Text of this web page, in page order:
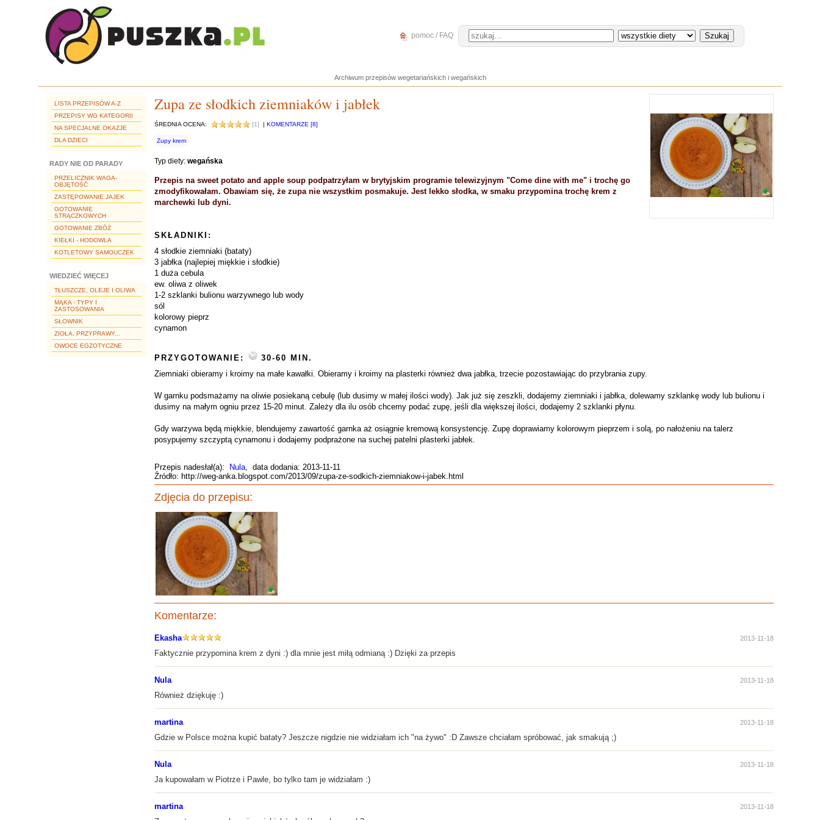
pomoc / FAQ
Archiwum przepisów wegetariańskich i wegańskich
LISTA PRZEPISÓW A-Z
PRZEPISY WG KATEGORII
NA SPECJALNE OKAZJE
DLA DZIECI
RADY NIE OD PARADY
PRZELICZNIK WAGA-
OBJĘTOŚĆ
ZASTĘPOWANIE JAJEK
GOTOWANIE
STRĄCZKOWYCH
GOTOWANIE ZBÓŻ
KIEŁKI - HODOWLA
KOTLETOWY SAMOUCZEK
WIEDZIEĆ WIĘCEJ
TŁUSZCZE, OLEJE I OLIWA
MĄKA - TYPY I
ZASTOSOWANIA
SŁOWNIK
ZIOŁA, PRZYPRAWY...
OWOCE EGZOTYCZNE
Zupa ze słodkich ziemniaków i jabłek
ŚREDNIA OCENA: [1] | KOMENTARZE [8]
Zupy krem
Typ diety: wegańska
Przepis na sweet potato and apple soup podpatrzyłam w brytyjskim programie telewizyjnym "Come dine with me" i trochę go
zmodyfikowałam. Obawiam się, że zupa nie wszystkim posmakuje. Jest lekko słodka, w smaku przypomina trochę krem z
marchewki lub dyni.
SKŁADNIKI:
4 słodkie ziemniaki (bataty)
3 jabłka (najlepiej miękkie i słodkie)
1 duża cebula
ew. oliwa z oliwek
1-2 szklanki bulionu warzywnego lub wody
sól
kolorowy pieprz
cynamon
PRZYGOTOWANIE:
30-60 MIN.
Ziemniaki obieramy i kroimy na małe kawałki. Obieramy i kroimy na plasterki również dwa jabłka, trzecie pozostawiając do przybrania zupy.
W garnku podsmażamy na oliwie posiekaną cebulę (lub dusimy w małej ilości wody). Jak już się zeszkli, dodajemy ziemniaki i jabłka, dolewamy szklankę wody lub bulionu i
dusimy na małym ogniu przez 15-20 minut. Zależy dla ilu osób chcemy podać zupę, jeśli dla większej ilości, dodajemy 2 szklanki płynu.
Gdy warzywa będą miękkie, blendujemy zawartość garnka aż osiągnie kremową konsystencję. Zupę doprawiamy kolorowym pieprzem i solą, po nałożeniu na talerz
posypujemy szczyptą cynamonu i dodajemy podprażone na suchej patelni plasterki jabłek.
Przepis nadesłał(a): Nula, data dodania: 2013-11-11
Źródło: http://weg-anka.blogspot.com/2013/09/zupa-ze-sodkich-ziemniakow-i-jabek.html
Zdjęcia do przepisu:
Komentarze:
Ekasha 2013-11-18
Faktycznie przypomina krem z dyni :) dla mnie jest miłą odmianą :) Dzięki za przepis
Nula 2013-11-18
Również dziękuję :)
martina 2013-11-18
Gdzie w Polsce można kupić bataty? Jeszcze nigdzie nie widziałam ich "na żywo" :D Zawsze chciałam spróbować, jak smakują ;)
Nula 2013-11-18
Ja kupowałam w Piotrze i Pawle, bo tylko tam je widziałam :)
martina 2013-11-18